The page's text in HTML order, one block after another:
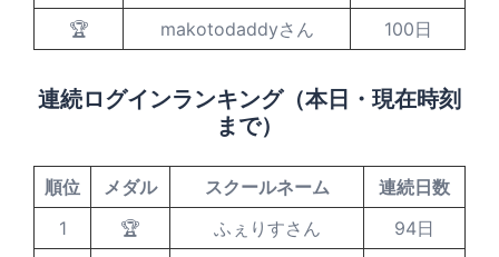
🏆
makotodaddyさん 100日
連続ログインランキング（本日・現在時刻
まで）
順位 メダル スクールネーム
連続日数
1
🏆 ふぇりすさん
94日